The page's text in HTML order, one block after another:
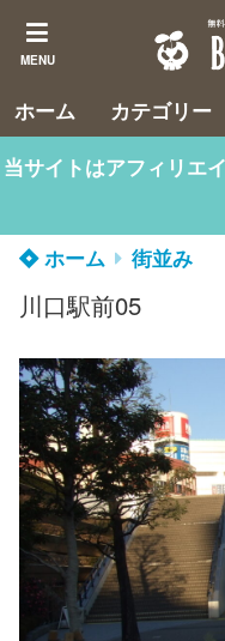
MENU
ホーム カテゴリー
当サイトはアフィリエ
ホーム
街並み
川口駅前05